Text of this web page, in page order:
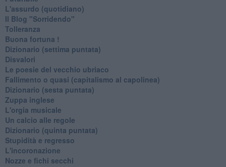
L'assurdo (quotidiano)
Il Blog "Sorridendo"
Tolleranza
Buona fortuna !
​Dizionario (settima puntata)
Disvalori
Le poesie del vecchio ubriaco
Fallimento o quasi (capitalismo al capolinea)
Dizionario (sesta puntata)
Zuppa inglese
L'orgia musicale
Un calcio alle regole
Dizionario (quinta puntata)
Stupidità e regresso
L'incoronazione
Nozze e fichi secchi